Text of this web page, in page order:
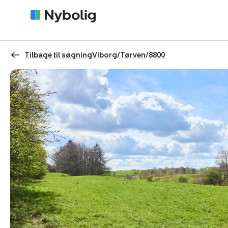
Tilbage til søgningViborg/Tørven/8800